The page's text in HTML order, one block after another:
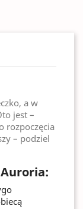
a w
jest –
rozpoczęcia
– podziel